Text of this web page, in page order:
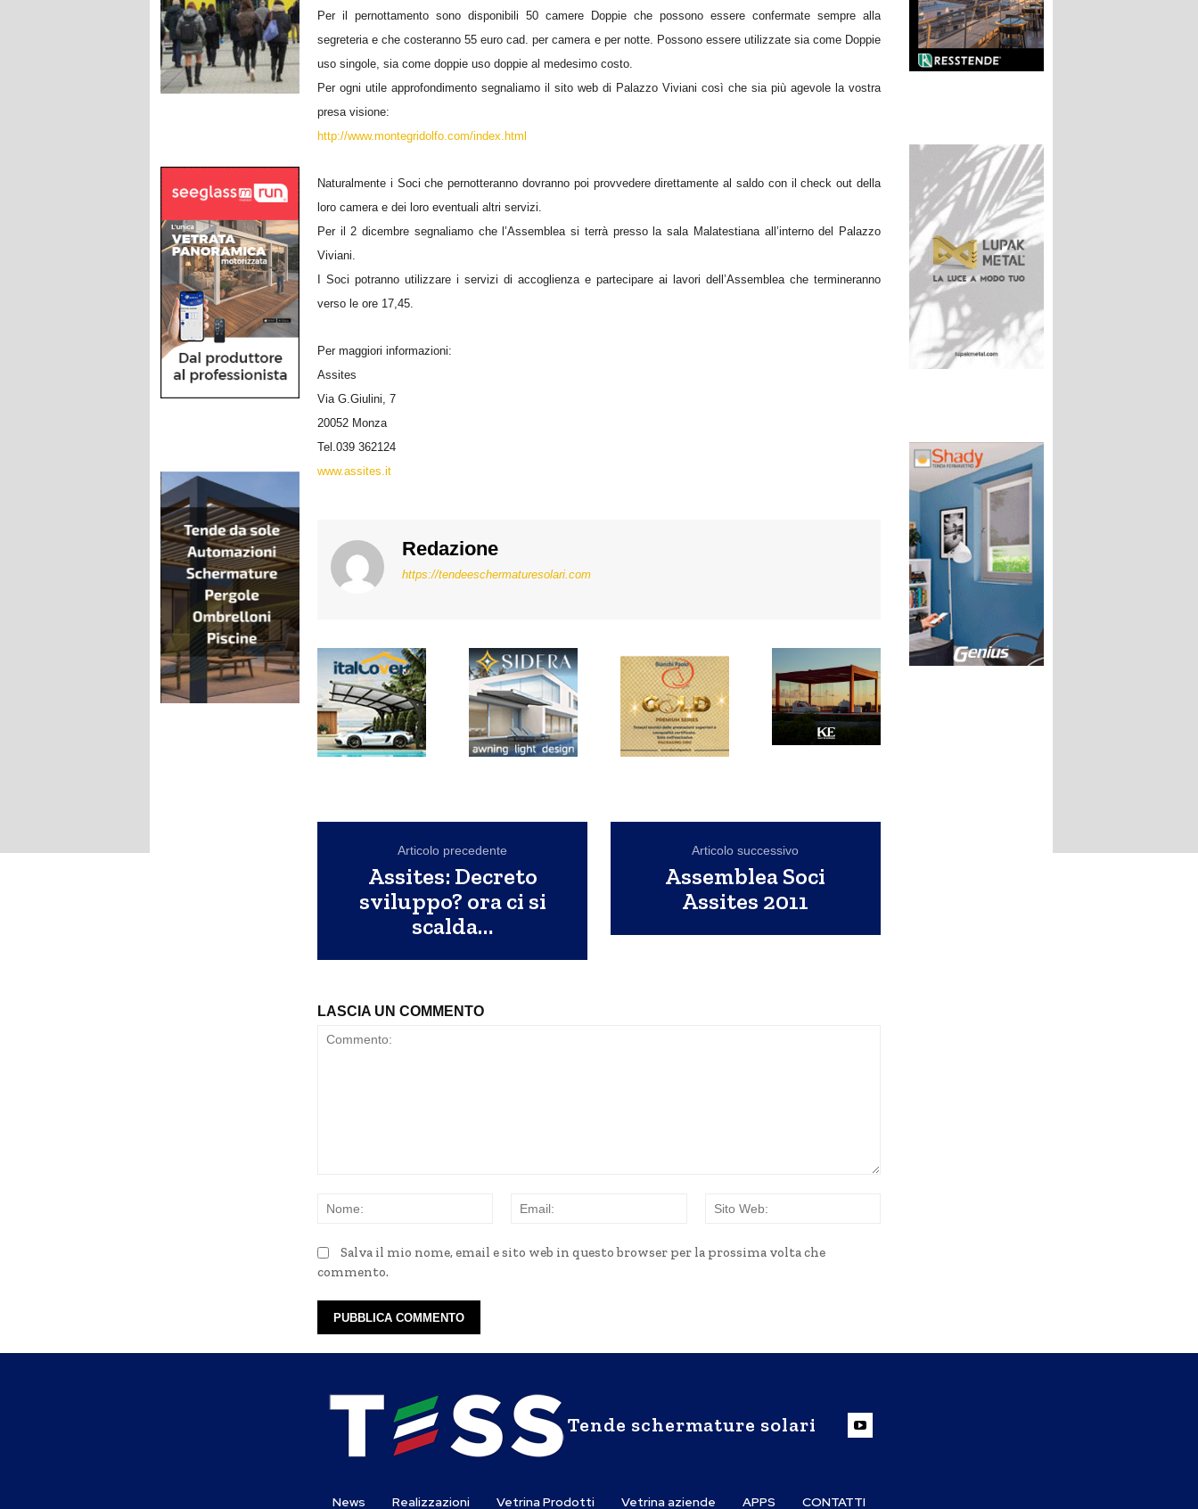
Per il pernottamento sono disponibili 50 camere Doppie che possono essere confermate sempre alla
segreteria e che costeranno 55 euro cad. per camera e per notte. Possono essere utilizzate sia come Doppie
uso singole, sia come doppie uso doppie al medesimo costo.
Per ogni utile approfondimento segnaliamo il sito web di Palazzo Viviani così che sia più agevole la vostra
presa visione:
http://www.montegridolfo.com/index.html
Naturalmente i Soci che pernotteranno dovranno poi provvedere direttamente al saldo con il check out della
loro camera e dei loro eventuali altri servizi.
Per il 2 dicembre segnaliamo che l’Assemblea si terrà presso la sala Malatestiana all’interno del Palazzo
Viviani.
I Soci potranno utilizzare i servizi di accoglienza e partecipare ai lavori dell’Assemblea che termineranno
verso le ore 17,45.
Per maggiori informazioni:
Assites
Via G.Giulini, 7
20052 Monza
Tel.039 362124
www.assites.it
Redazione
https://tendeeschermaturesolari.com
Articolo precedente
Assites: Decreto
sviluppo? ora ci si
scalda…
Articolo successivo
Assemblea Soci
Assites 2011
LASCIA UN COMMENTO
Nome:
Email:
Salva il mio nome, email e sito web in questo browser per la prossima volta che
commento.
Tende schermature solari
News Realizzazioni Vetrina Prodotti Vetrina aziende APPS CONTATTI